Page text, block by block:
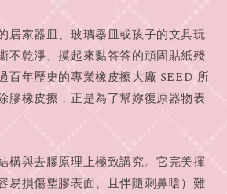
居家器皿、玻璃器皿或孩子的文具玩
不乾淨、摸起來黏答答的頑固貼紙殘
百年歷史的專業橡皮擦大廠 SEED 所
膠橡皮擦，正是為了幫妳復原器物表
構與去膠原理上極致講究。它完美揮
易損傷塑膠表面、且伴隨刺鼻嗆）難